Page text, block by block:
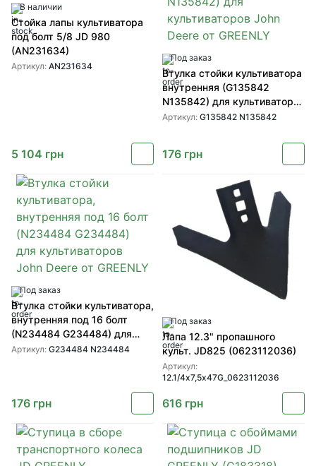
В наличии
Стойка лапы культиватора
под болт 5/8 JD 980
(AN231634)
Артикул: AN231634
5 104 грн
Под заказ
Втулка стойки культиватора
внутренняя (G135842
N135842) для культиваторов
John Deere от GREENLY
Артикул: G135842 N135842
176 грн
Под заказ
Втулка стойки культиватора,
внутренняя под 16 болт
(N234484 G234484) для
культиваторов John Deere от
Артикул: G234484 N234484
176 грн
Под заказ
Лапа 12.3" пропашного
культ. JD825 (0623112036)
Артикул:
12.1/4х7,5х47G_0623112036
616 грн